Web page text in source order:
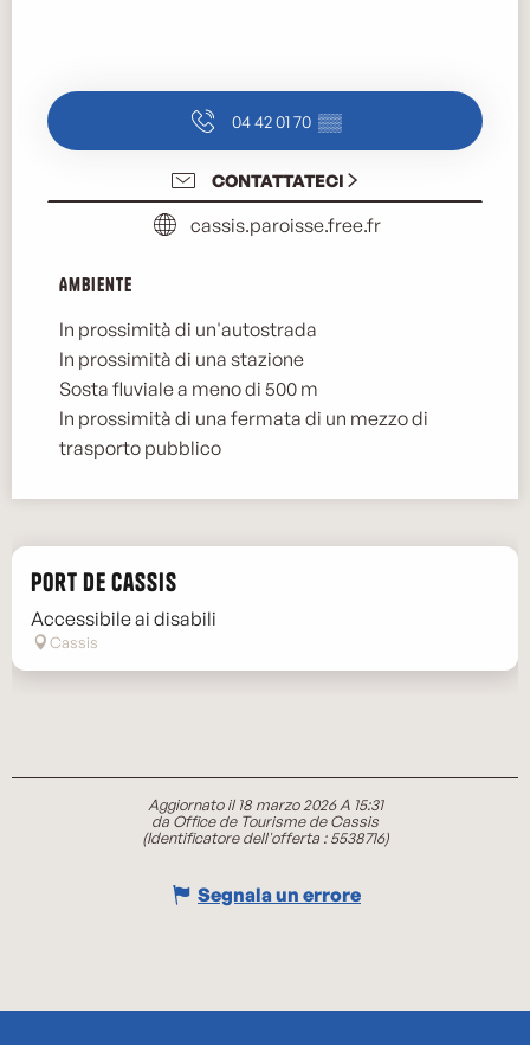
04 42 01 70 ▒▒
CONTATTATECI
cassis.paroisse.free.fr
Ambiente
Ambiente
In prossimità di un'autostrada
In prossimità di una stazione
Sosta fluviale a meno di 500 m
In prossimità di una fermata di un mezzo di
trasporto pubblico
Port de Cassis
Accessibile ai disabili
Cassis
Aggiornato il 18 marzo 2026 A 15:31
da Office de Tourisme de Cassis
(Identificatore dell'offerta :5538716)
Segnala un errore